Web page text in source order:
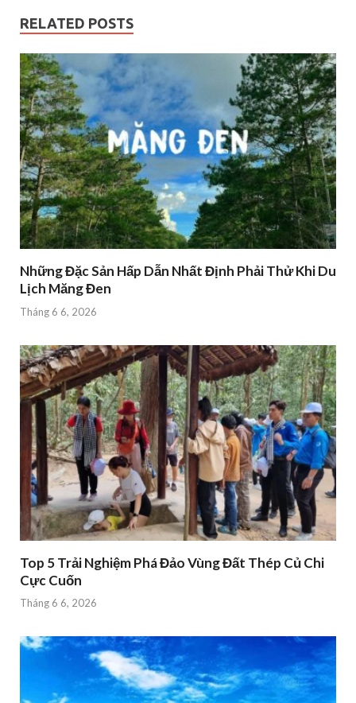
RELATED POSTS
Những Đặc Sản Hấp Dẫn Nhất Định Phải Thử Khi Du
Lịch Măng Đen
Tháng 6 6, 2026
Top 5 Trải Nghiệm Phá Đảo Vùng Đất Thép Củ Chi
Cực Cuốn
Tháng 6 6, 2026